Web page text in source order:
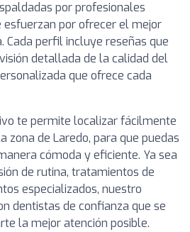
por profesionales
por ofrecer el mejor
Cada perfil incluye reseñas que
detallada de la calidad del
que ofrece cada
te permite localizar fácilmente
zona de Laredo, para que puedas
cómoda y eficiente. Ya sea
de rutina, tratamientos de
especializados, nuestro
dentistas de confianza que se
la mejor atención posible.